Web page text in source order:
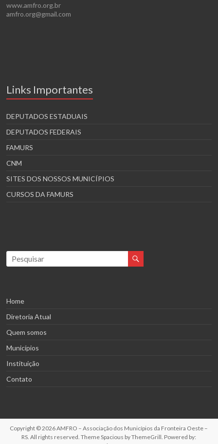
www.amfro.org.br
amfro.org@gmail.com
Links Importantes
DEPUTADOS ESTADUAIS
DEPUTADOS FEDERAIS
FAMURS
CNM
SITES DOS NOSSOS MUNICÍPIOS
CURSOS DA FAMURS
Home
Diretoria Atual
Quem somos
Municípios
Instituição
Contato
Copyright © 2026AMFRO – Associação dos Municípios da Fronteira Oeste –
RS . All rights reserved. ThemeSpacious by ThemeGrill. Powered by: